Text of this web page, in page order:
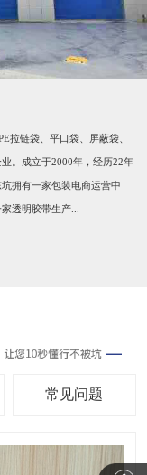
链袋、平口袋、屏蔽袋、
。成立于2000年，经历22年
拥有一家包装电商运营中
透明胶带生产...
常见问题